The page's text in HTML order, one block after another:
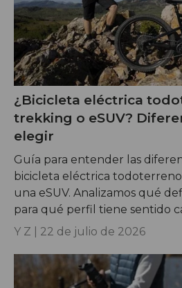
¿Bicicleta eléctrica
trekking o eSUV?
elegir
Guía para entender las
bicicleta eléctrica
una eSUV. Analizamos qué
para qué perfil tiene sentido
Y Z | 22 de julio de 2026